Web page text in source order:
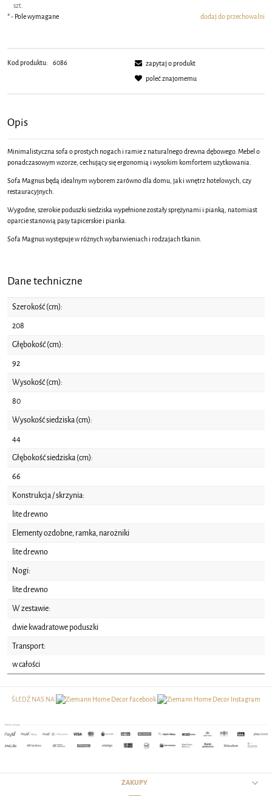
szt.
dodaj do przechowalni
*- Pole wymagane
Kod produktu: 6086
zapytaj o produkt
poleć znajomemu
Opis
Minimalistyczna sofa o prostych nogach i ramie z naturalnego drewna dębowego. Mebel o
ponadczasowym wzorze, cechujący się ergonomią i wysokim komfortem użytkowania.
Sofa Magnus będą idealnym wyborem zarówno dla domu, jak i wnętrz hotelowych, czy
restauracyjnych.
Wygodne, szerokie poduszki siedziska wypełnione zostały sprężynami i pianką, natomiast
oparcie stanowią pasy tapicerskie i pianka.
Sofa Magnus występuje w różnych wybarwieniach i rodzajach tkanin.
Dane techniczne
Szerokość (cm):
208
Głębokość (cm):
92
Wysokość (cm):
80
Wysokość siedziska (cm):
44
Głębokość siedziska (cm):
66
Konstrukcja / skrzynia:
lite drewno
Elementy ozdobne, ramka, narożniki
lite drewno
Nogi:
lite drewno
W zestawie:
dwie kwadratowe poduszki
Transport:
w całości
ŚLEDŹ NAS NA
ZAKUPY